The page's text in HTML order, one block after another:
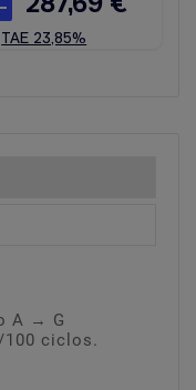
A → G
100 ciclos.